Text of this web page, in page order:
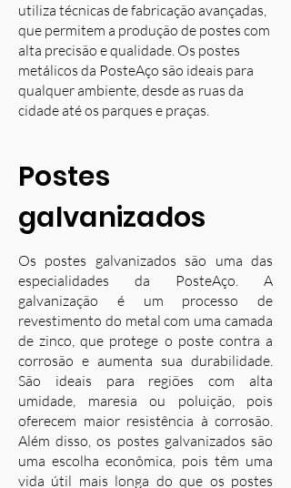
utiliza técnicas de fabricação avançadas,
que permitem a produção de postes com
alta precisão e qualidade. Os postes
metálicos da PosteAço são ideais para
qualquer ambiente, desde as ruas da
cidade até os parques e praças.
Postes
galvanizados
Os postes galvanizados são uma das
especialidades da PosteAço. A
galvanização é um processo de
revestimento do metal com uma camada
de zinco, que protege o poste contra a
corrosão e aumenta sua durabilidade.
São ideais para regiões com alta
umidade, maresia ou poluição, pois
oferecem maior resistência à corrosão.
Além disso, os postes galvanizados são
uma escolha econômica, pois têm uma
vida útil mais longa do que os postes